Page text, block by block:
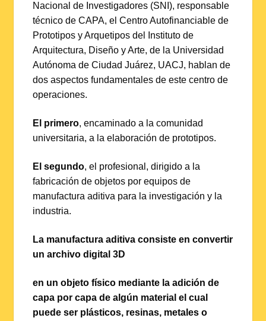
Nacional de Investigadores (SNI), responsable
técnico de CAPA, el Centro Autofinanciable de
Prototipos y Arquetipos del Instituto de
Arquitectura, Diseño y Arte, de la Universidad
Autónoma de Ciudad Juárez, UACJ, hablan de
dos aspectos fundamentales de este centro de
operaciones.
El primero, encaminado a la comunidad
universitaria, a la elaboración de prototipos.
El segundo, el profesional, dirigido a la
fabricación de objetos por equipos de
manufactura aditiva para la investigación y la
industria.
La manufactura aditiva consiste en convertir
un archivo digital 3D
en un objeto físico mediante la adición de
capa por capa de algún material el cual
puede ser plásticos, resinas, metales o